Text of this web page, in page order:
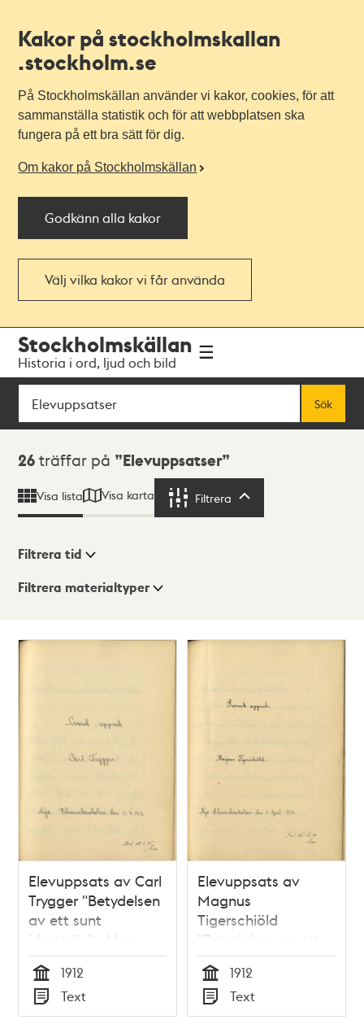
Kakor på stockholmskallan
.stockholm.se
På Stockholmskällan använder vi kakor, cookies, för att
sammanställa statistik och för att webbplatsen ska
fungera på ett bra sätt för dig.
Om kakor på Stockholmskällan
Godkänn alla kakor
Välj vilka kakor vi får använda
navigationen
huvudinnehållet
Stockholmskällan
Historia i ord, ljud och bild
Sök
Sök
Sökresultat
26 träffar på Elevuppsatser
Visa lista Visa karta Filtrera
Visningsläge
Filtrera tid
Filtrera materialtyper
träffar
Elevuppsats av Carl
Trygger "Betydelsen
av ett sunt
idrottsliv" - Nya
Elementarskolan VT
1912
Tid
1912
Typ
Text
Elevuppsats av
Magnus
Tigerschiöld
"Betydelsen av ett
sunt idrottsliv" - Nya
Elementarskolan VT
1912
Tid
1912
Typ
Text